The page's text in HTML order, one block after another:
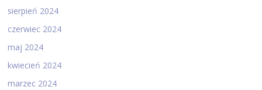
sierpień 2024
czerwiec 2024
maj 2024
kwiecień 2024
marzec 2024